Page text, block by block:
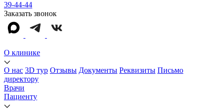
39-44-44
Заказать звонок
О клинике
О нас 3D тур Отзывы Документы Реквизиты Письмо
директору
Врачи
Пациенту